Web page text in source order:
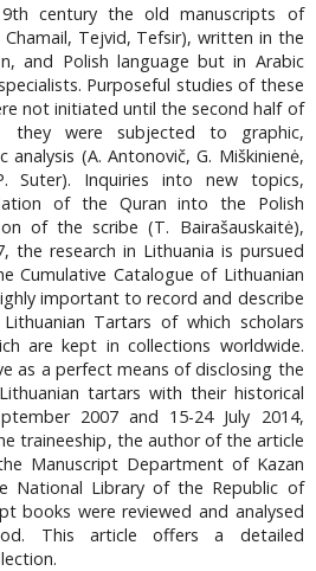
century the old manuscripts of
Tejvid, Tefsir), written in the
and Polish language but in Arabic
Purposeful studies of these
not initiated until the second half of
they were subjected to graphic,
(A. Antonovič, G. Miškinienė,
Suter). Inquiries into new topics,
of the Quran into the Polish
of the scribe (T. Bairašauskaitė),
the research in Lithuania is pursued
Cumulative Catalogue of Lithuanian
important to record and describe
Tartars of which scholars
are kept in collections worldwide.
as a perfect means of disclosing the
tartars with their historical
2007 and 15-24 July 2014,
traineeship, the author of the article
Manuscript Department of Kazan
National Library of the Republic of
books were reviewed and analysed
This article offers a detailed